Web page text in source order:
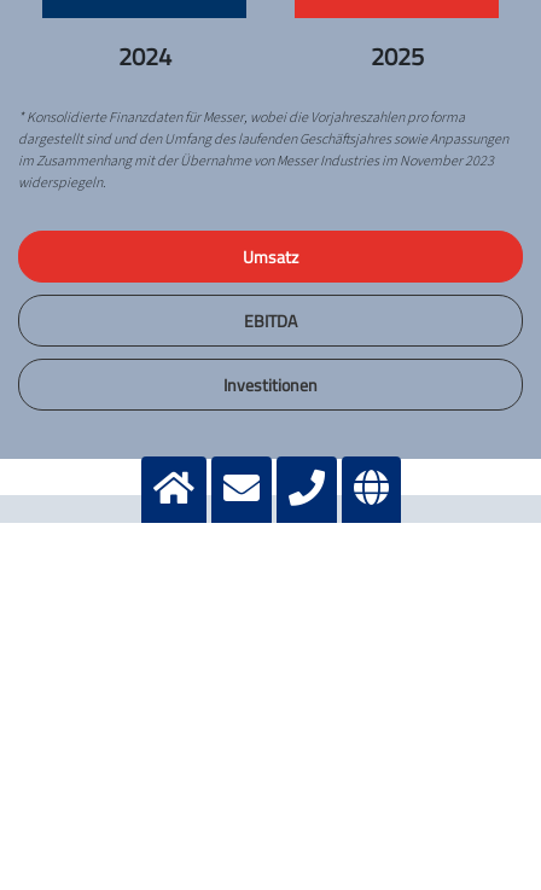
2024 2025
* Konsolidierte Finanzdaten für Messer, wobei die Vorjahreszahlen pro forma
dargestellt sind und den Umfang des laufenden Geschäftsjahres sowie Anpassungen
im Zusammenhang mit der Übernahme von Messer Industries im November 2023
widerspiegeln.
Umsatz
EBITDA
Investitionen